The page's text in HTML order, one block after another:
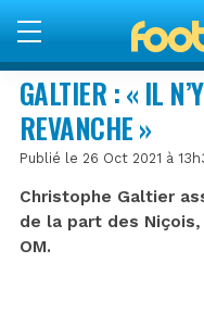
GALTIER : « IL
REVANCHE »
Publié le 26 Oct 2021 à
Christophe Galtier
de la part des
OM.